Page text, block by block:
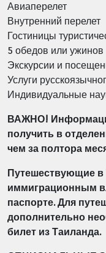
Авиаперелет
Внутренний перелет
Гостиницы
5 обедов или ужинов
Экскурсии и
Услуги
Индивидуальные
ВАЖНО!
получить в
чем за полтора
Путешествующие в
иммиграционным
паспорте. Для
дополнительно
билет из Таиланда.